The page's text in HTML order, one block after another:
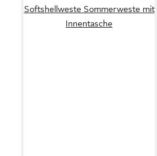
Softshellweste Sommerweste mit
Innentasche